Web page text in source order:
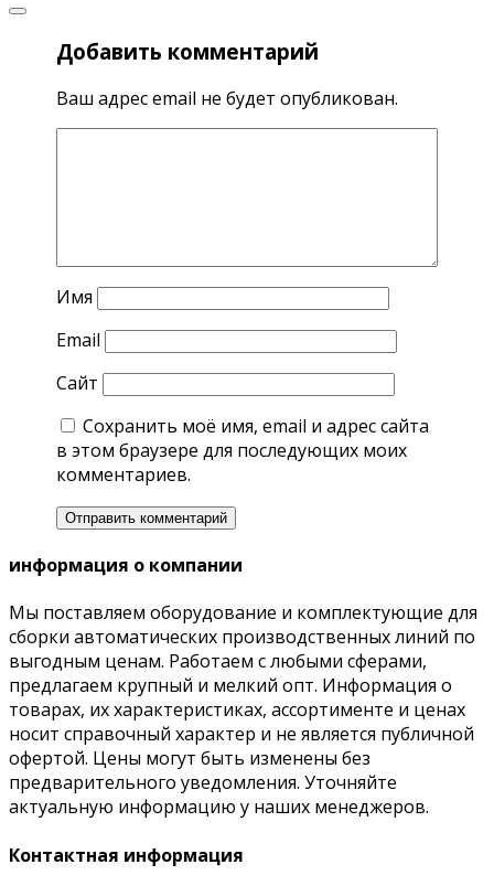
Добавить комментарий
Ваш адрес email не будет опубликован.
Имя
Email
Сайт
Сохранить моё имя, email и адрес сайта
в этом браузере для последующих моих
комментариев.
информация о компании
Мы поставляем оборудование и комплектующие для
сборки автоматических производственных линий по
выгодным ценам. Работаем с любыми сферами,
предлагаем крупный и мелкий опт. Информация о
товарах, их характеристиках, ассортименте и ценах
носит справочный характер и не является публичной
офертой. Цены могут быть изменены без
предварительного уведомления. Уточняйте
актуальную информацию у наших менеджеров.
Контактная информация